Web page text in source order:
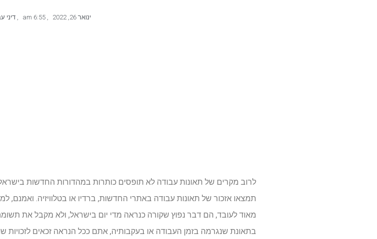
ינואר 26, 2022 ,
, דיני
לרוב מקרים של תאונות עבודה לא תופסים כותרות במהדורות החדשות
תמצאו אזכור של תאונות עבודה באתרי החדשות, ברדיו או בטלוויזיה.
מאוד לעובד, הם דבר נפוץ שקורה כנראה מדי יום בישראל, ולא מקבל את
בתאונת שנגרמה בזמן העבודה או בעקבותיה, אתם ככל הנראה זכאים לזכויות